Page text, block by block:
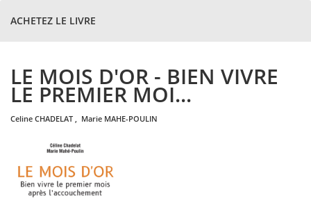
ACHETEZ LE LIVRE
LE MOIS D'OR - BIEN VIVRE
LE PREMIER MOI...
celine CHADELAT , marie MAHE-POULIN